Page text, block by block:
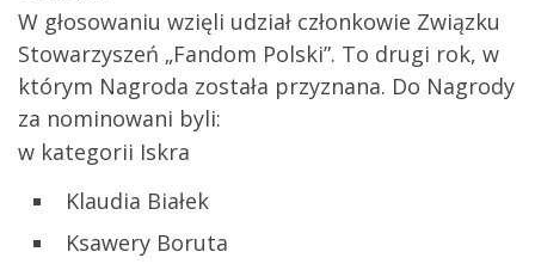
W głosowaniu wzięli udział członkowie Związku
Stowarzyszeń „Fandom Polski”. To drugi rok, w
którym Nagroda została przyznana. Do Nagrody
za nominowani byli:
w kategorii Iskra
Klaudia Białek
Ksawery Boruta